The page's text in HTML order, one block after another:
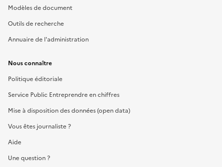
Modèles de document
Outils de recherche
Annuaire de l'administration
Nous connaître
Politique éditoriale
Service Public Entreprendre en chiffres
Mise à disposition des données (open data)
Vous êtes journaliste ?
Aide
Une question ?